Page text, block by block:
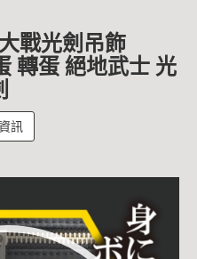
戰光劍吊飾
轉蛋 絕地武士 光
訊